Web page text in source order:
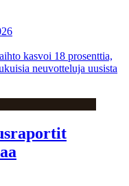
kasvoi 18 prosenttia,
neuvotteluja uusista